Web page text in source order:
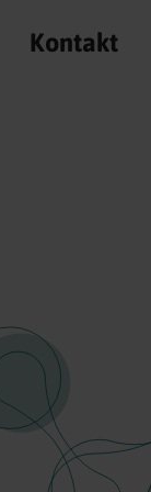
Kontakt
Kontakt